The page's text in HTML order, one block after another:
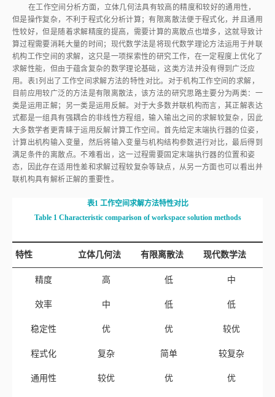
在工作空间分析方面，立体几何法具有较高的精度和较好的通用性，
但是操作复杂，不利于程式化分析计算；有限离散法便于程式化，并且通用
性较好，但是随着求解精度的提高，需要计算的离散点也增多，这就导致计
算过程需要消耗大量的时间；现代数学法是将现代数学理论方法运用于并联
机构工作空间的求解，这只是一项探索性的研究工作，在一定程度上优化了
求解性能，但由于蕴含复杂的数学理论基础，这类方法并没有得到广泛应
用。 表1列出了工作空间求解方法的特性对比。对于机构工作空间的求解，
目前应用较广泛的方法是有限离散法，该方法的研究思路主要分为两类：一
类是运用正解；另一类是运用反解。对于大多数并联机构而言，其正解表达
式都是一组具有强耦合的非线性方程组，输入输出之间的求解较复杂，因此
大多数学者更青睐于运用反解计算工作空间。首先给定末端执行器的位姿，
计算出机构输入变量，然后将输入变量与机构结构参数进行对比，最后得到
满足条件的离散点。不难看出，这一过程需要固定末端执行器的位置和姿
态，因此存在适用性差和求解过程较复杂等缺点，从另一方面也可以看出并
联机构具有解析正解的重要性。
表1 工作空间求解方法特性对比
Table 1 Characteristic comparison of workspace solution methods
特性 立体几何法 有限离散法 现代数学法
精度 高 低 中
效率 中 低 低
稳定性 优 优 较优
程式化 复杂 简单 较复杂
通用性 较优 优 优